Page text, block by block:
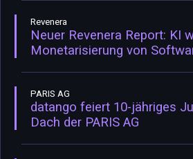
Revenera
Neuer Revenera Report: KI
Monetarisierung von
PARIS AG
datango feiert 10-jähriges
Dach der PARIS AG